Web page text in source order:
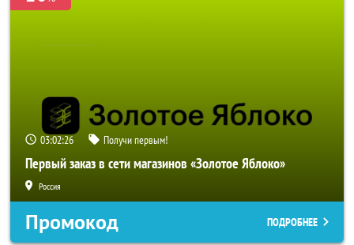
03:02:24 Получи первым!
Первый заказ в сети магазинов «Золотое Яблоко»
Россия
Промокод ПОДРОБНЕЕ